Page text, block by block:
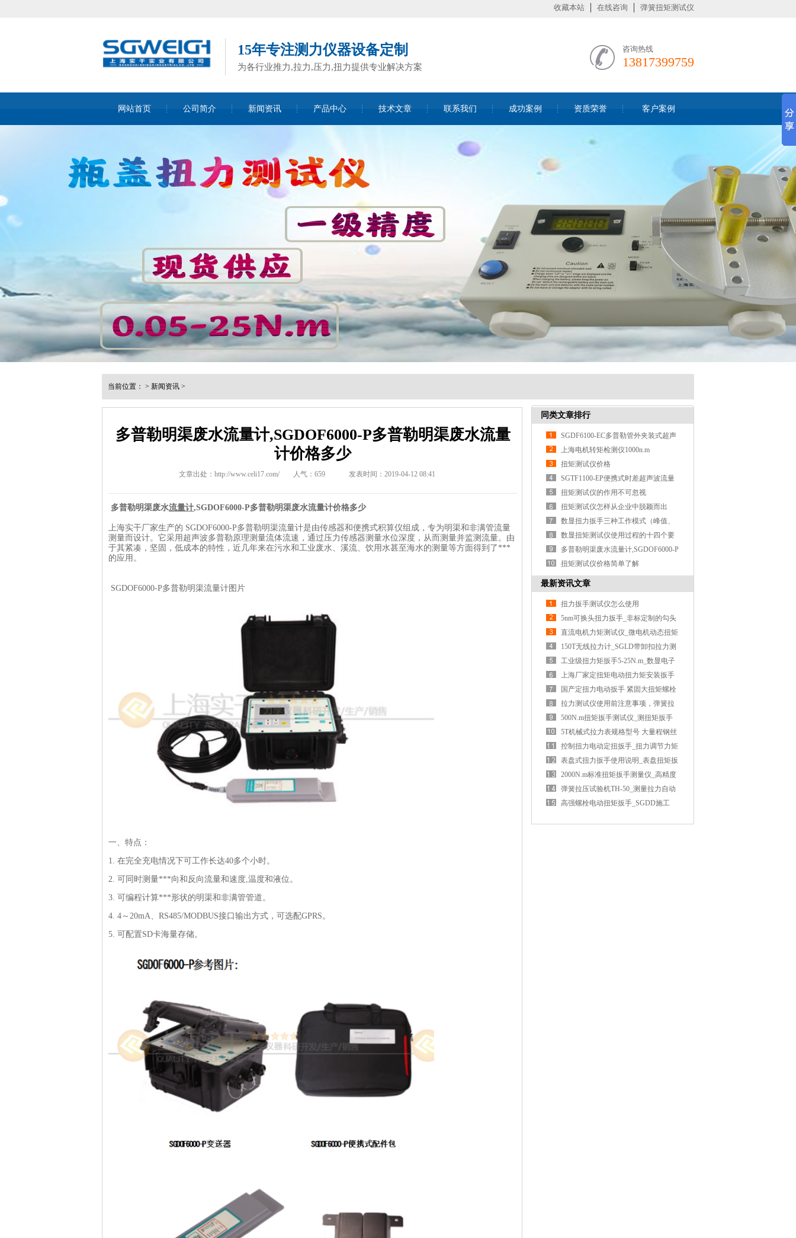
收藏本站 在线咨询 弹簧扭矩测试仪
15年专注测力仪器设备定制
为各行业推力,拉力,压力,扭力提供专业解决方案
咨询热线
13817399759
网站首页 公司简介 新闻资讯 产品中心 技术文章 联系我们 成功案例 资质荣誉 客户案例
当前位置： > 新闻资讯 >
多普勒明渠废水流量计,SGDOF6000-P多普勒明渠废水流量
计价格多少
文章出处：http://www.celi17.com/ 人气： 659 发表时间：2019-04-12 08:41
多普勒明渠废水流量计,SGDOF6000-P多普勒明渠废水流量计价格多少
上海实干厂家生产的 SGDOF6000-P多普勒明渠流量计是由传感器和便携式积算仪组成，专为明渠和非满管流量
测量而设计。它采用超声波多普勒原理测量流体流速，通过压力传感器测量水位深度，从而测量并监测流量。由
于其紧凑，坚固，低成本的特性，近几年来在污水和工业废水、溪流、饮用水甚至海水的测量等方面得到了***
的应用。
SGDOF6000-P多普勒明渠流量计图片
一、特点：
1. 在完全充电情况下可工作长达40多个小时。
2. 可同时测量***向和反向流量和速度,温度和液位。
3. 可编程计算***形状的明渠和非满管管道。
4. 4～20mA、RS485/MODBUS接口输出方式，可选配GPRS。
5. 可配置SD卡海量存储。
同类文章排行
SGDF6100-EC多普勒管外夹装式超声
波流量计,外夹式自来水超声波流
上海电机转矩检测仪1000n.m
扭矩测试仪价格
SGTF1100-EP便携式时差超声波流量
计,时差超声波石油流量计
扭矩测试仪的作用不可忽视
扭矩测试仪怎样从企业中脱颖而出
数显扭力扳手三种工作模式（峰值、
跟踪、预置）切换
数显扭矩测试仪使用过程的十四个要
则
多普勒明渠废水流量计,SGDOF6000-P
多普勒明渠废水流量计价格多少
扭矩测试仪价格简单了解
最新资讯文章
扭力扳手测试仪怎么使用
5nm可换头扭力扳手_非标定制的勾头
扭矩扳手_定值数显扭力扳手规格
直流电机力矩测试仪_微电机动态扭矩
测量仪_20Nm数显电机扭力仪价格
150T无线拉力计_SGLD带卸扣拉力测
力仪_无线电子拉力仪型号
工业级扭力矩扳手5-25N.m_数显电子
力矩扳手_数字棘轮扳手规格型号
上海厂家定扭矩电动扭力矩安装扳手
_200nm定值式扭矩电动扳手操作方法
国产定扭力电动扳手 紧固大扭矩螺栓
电动扭矩扳手 扭力定扭扳手
拉力测试仪使用前注意事项，弹簧拉
力试验机特点概述
500N.m扭矩扳手测试仪_测扭矩扳手
检测仪_手动力矩板子检验机价格
5T机械式拉力表规格型号 大量程钢丝
绳拉力表2-5T价格
控制扭力电动定扭扳手_扭力调节力矩
电动扳手60n.m厂家
表盘式扭力扳手使用说明_表盘扭矩扳
手厂家供应10-4000N.m
2000N.m标准扭矩扳手测量仪_高精度
数字扳手扭矩检测仪器厂家现货
弹簧拉压试验机TH-50_测量拉力自动
弹簧测试仪50N厂家
高强螺栓电动扭矩扳手_SGDD施工